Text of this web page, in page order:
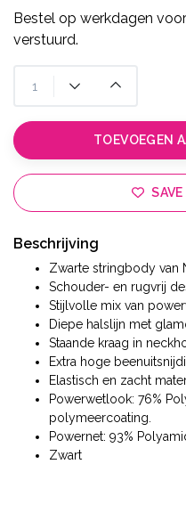
Bestel op werkdagen
verstuurd.
TOEVOEGEN
Beschrijving
Zwarte stringbody van
Schouder- en rugvrij
Stijlvolle mix van
Diepe halslijn met
Staande kraag in
Extra hoge
Elastisch en zacht
Powerwetlook: 76%
polymeercoating.
Powernet: 93%
Zwart